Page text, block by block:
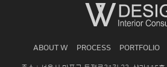
ABOUT W PROCESS PORTFOLIO